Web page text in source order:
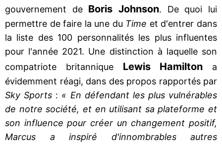
gouvernement de Boris Johnson. De quoi lui
permettre de faire la une du Time et d'entrer dans
la liste des 100 personnalités les plus influentes
pour l'année 2021. Une distinction à laquelle son
compatriote britannique Lewis Hamilton a
évidemment réagi, dans des propos rapportés par
Sky Sports : « En défendant les plus vulnérables
de notre société, et en utilisant sa plateforme et
son influence pour créer un changement positif,
Marcus a inspiré d'innombrables autres